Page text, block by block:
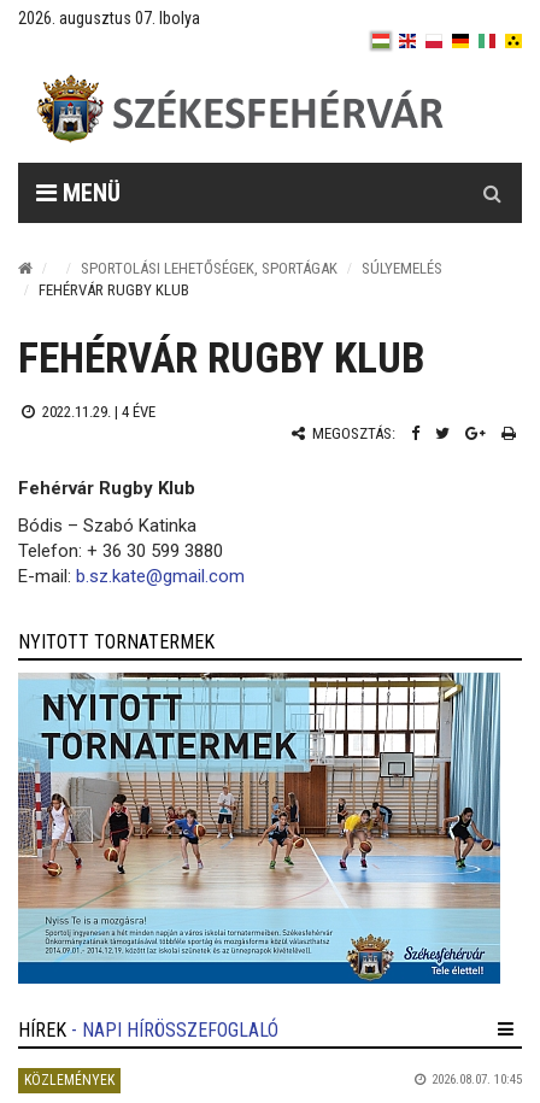
2026. augusztus 07. Ibolya
MENÜ
SPORTOLÁSI LEHETŐSÉGEK, SPORTÁGAK
SÚLYEMELÉS
FEHÉRVÁR RUGBY KLUB
FEHÉRVÁR RUGBY KLUB
2022.11.29. | 4 ÉVE
MEGOSZTÁS:
Fehérvár Rugby Klub
Bódis – Szabó Katinka
Telefon: + 36 30 599 3880
E-mail: b.sz.kate@gmail.com
NYITOTT TORNATERMEK
HÍREK - NAPI HÍRÖSSZEFOGLALÓ
KÖZLEMÉNYEK 2026.08.07. 10:45